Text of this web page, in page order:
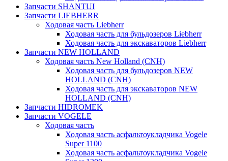
Запчасти SHANTUI
Запчасти LIEBHERR
Ходовая часть Liebherr
Ходовая часть для бульдозеров Liebherr
Ходовая часть для экскаваторов Liebherr
Запчасти NEW HOLLAND
Ходовая часть New Holland (CNH)
Ходовая часть для бульдозеров NEW
HOLLAND (CNH)
Ходовая часть для экскаваторов NEW
HOLLAND (CNH)
Запчасти HIDROMEK
Запчасти VOGELE
Ходовая часть
Ходовая часть асфальтоукладчика Vogele
Super 1100
Ходовая часть асфальтоукладчика Vogele